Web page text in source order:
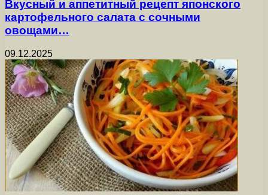
Вкусный и аппетитный рецепт японского
картофельного салата с сочными
овощами…
09.12.2025